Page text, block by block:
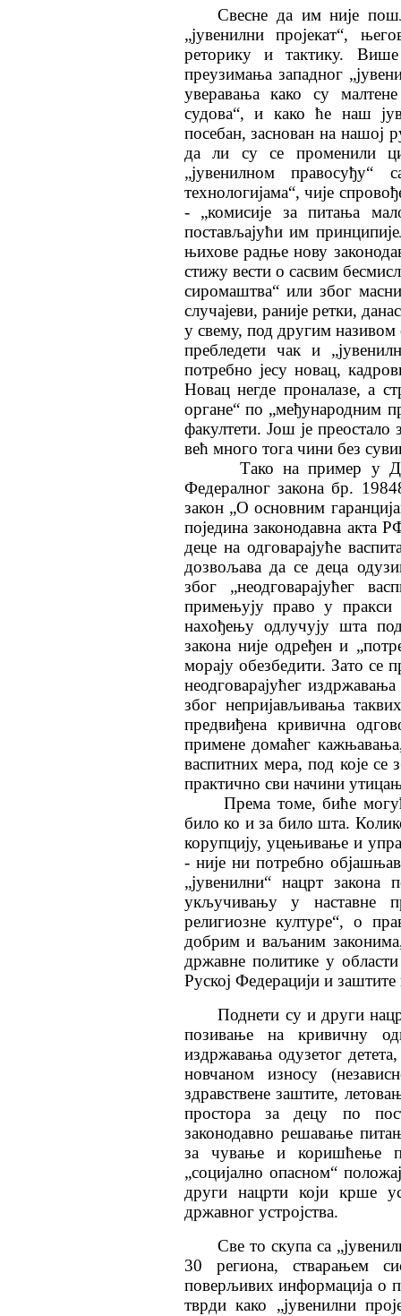
Свесне да им није
„јувенилни пројекат“,
реторику и тактику.
преузимања западног
уверавања како су
судова“, и како ће наш
посебан, заснован на нашој
да ли су се променили
„јувенилном
технологијама“, чије
- „комисије за питања
постављајући им
њихове радње нову
стижу вести о сасвим
сиромаштва“ или због
случајеви, раније ретки,
у свему, под другим називом
пребледети чак и
потребно јесу новац,
Новац негде проналазе, а
органе“ по „међународним
факултети. Још је
већ много тога чини без
Тако на пример у
Федералног закона бр.
закон „О основним
поједина законодавна акта
деце на одговарајуће
дозвољава да се деца
због „неодговарајућег
примењују право у пракси
нахођењу одлучују шта
закона није одређен и
морају обезбедити. Зато се
неодговарајућег
због непријављивања
предвиђена кривична
примене домаћег
васпитних мера, под које се
практично сви начини
Према томе, биће могуће
било ко и за било шта.
корупцију, уцењивање и
- није ни потребно
„јувенилни“ нацрт
укључивању у наставне
религиозне културе“, о
добрим и ваљаним
државне политике у
Руској Федерацији и
Поднети су и други
позивање на кривичну
издржавања одузетог
новчаном износу
здравствене заштите,
простора за децу по
законодавно решавање
за чување и коришћење
„социјално опасном“
други нацрти који крше
државног устројства.
Све то скупа са
30 региона, стварањем
поверљивих информација о
тврди како „јувенилни